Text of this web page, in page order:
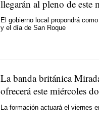
llegarán al pleno de este
El gobierno local propondrá
y el día de San Roque
La banda británica
ofrecerá este miércoles
La formación actuará el viernes